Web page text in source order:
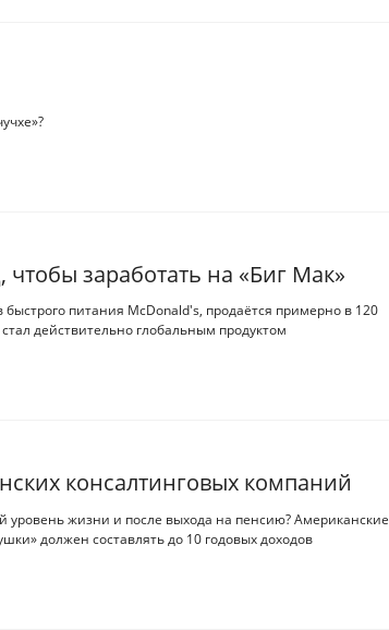
чтобы заработать на «Биг Мак»
питания McDonald's, продаётся примерно в 120
действительно глобальным продуктом
консалтинговых компаний
уровень жизни и после выхода на пенсию? Американские
должен составлять до 10 годовых доходов